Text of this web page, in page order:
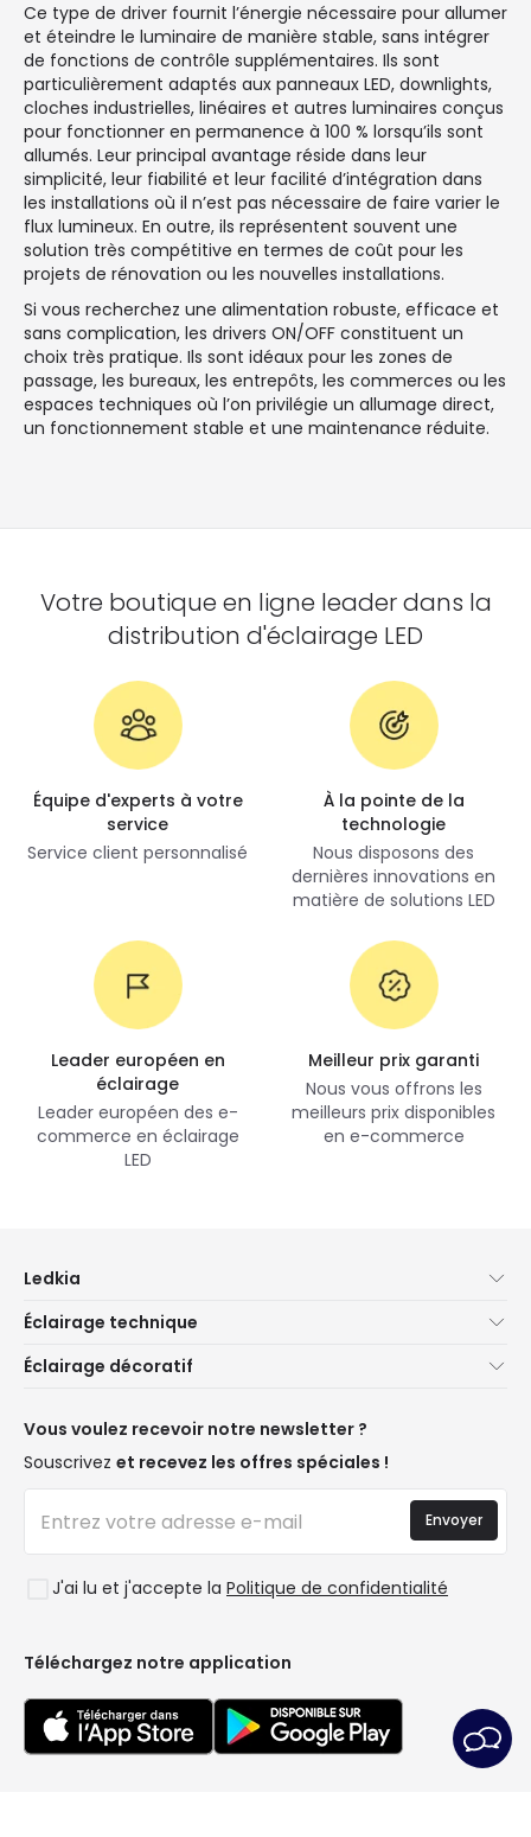
Ce type de driver fournit l’énergie nécessaire pour allumer
et éteindre le luminaire de manière stable, sans intégrer
de fonctions de contrôle supplémentaires. Ils sont
particulièrement adaptés aux panneaux LED, downlights,
cloches industrielles, linéaires et autres luminaires conçus
pour fonctionner en permanence à 100 % lorsqu’ils sont
allumés. Leur principal avantage réside dans leur
simplicité, leur fiabilité et leur facilité d’intégration dans
les installations où il n’est pas nécessaire de faire varier le
flux lumineux. En outre, ils représentent souvent une
solution très compétitive en termes de coût pour les
projets de rénovation ou les nouvelles installations.
Si vous recherchez une alimentation robuste, efficace et
sans complication, les drivers ON/OFF constituent un
choix très pratique. Ils sont idéaux pour les zones de
passage, les bureaux, les entrepôts, les commerces ou les
espaces techniques où l’on privilégie un allumage direct,
un fonctionnement stable et une maintenance réduite.
Votre boutique en ligne leader dans la
distribution d'éclairage LED
Équipe d'experts à votre
service
Service client personnalisé
À la pointe de la
technologie
Nous disposons des
dernières innovations en
matière de solutions LED
Leader européen en
éclairage
Leader européen des e-
commerce en éclairage
LED
Meilleur prix garanti
Nous vous offrons les
meilleurs prix disponibles
en e-commerce
Ledkia
Service client
Méthodes d'expédition
Êtes-vous un professionnel ?
Questions fréquentes (FAQ)
Éclairage technique
Marques
Éclairage pour entreprises
Éclairage décoratif
Marques de décoration premium
Espaces de vie
Styles
Collections
Tendances
LoveYouGreen
Vous voulez recevoir notre newsletter ?
Souscrivez et recevez les offres spéciales !
J'ai lu et j'accepte la Politique de confidentialité
Envoyer
Téléchargez notre application